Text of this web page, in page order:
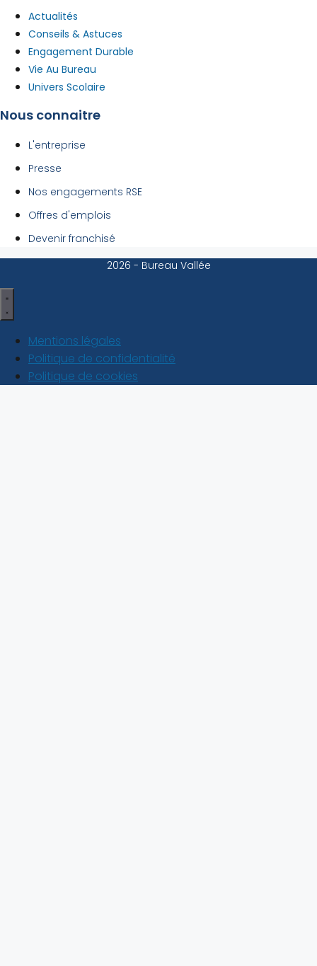
Actualités
Conseils & Astuces
Engagement Durable
Vie Au Bureau
Univers Scolaire
Nous connaitre
L'entreprise
Presse
Nos engagements RSE
Offres d'emplois
Devenir franchisé
2026 - Bureau Vallée
Mentions légales
Politique de confidentialité
Politique de cookies